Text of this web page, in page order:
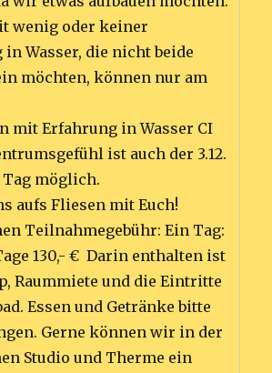
wenig oder keiner
Wasser, die nicht beide
möchten, können nur am
mit Erfahrung in Wasser CI
ist auch der 3.12.
möglich.
aufs Fliesen mit Euch!
Teilnahmegebühr: Ein Tag:
130,- € Darin enthalten ist
Raummiete und die Eintritte
Essen und Getränke bitte
Gerne können wir in der
Studio und Therme ein